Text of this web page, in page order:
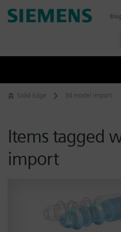
Skip
to
Solid Edge 3d model import
Items tagged
import
Siemens
Blog
r
c